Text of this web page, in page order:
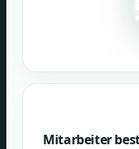
Mitarbeiter